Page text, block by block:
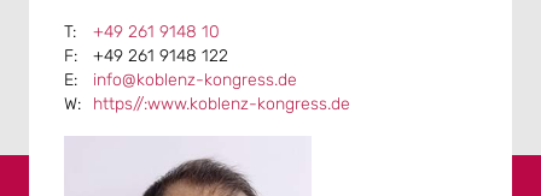
+49 261 9148 10
+49 261 9148 122
info@koblenz-kongress.de
https//:www.koblenz-kongress.de